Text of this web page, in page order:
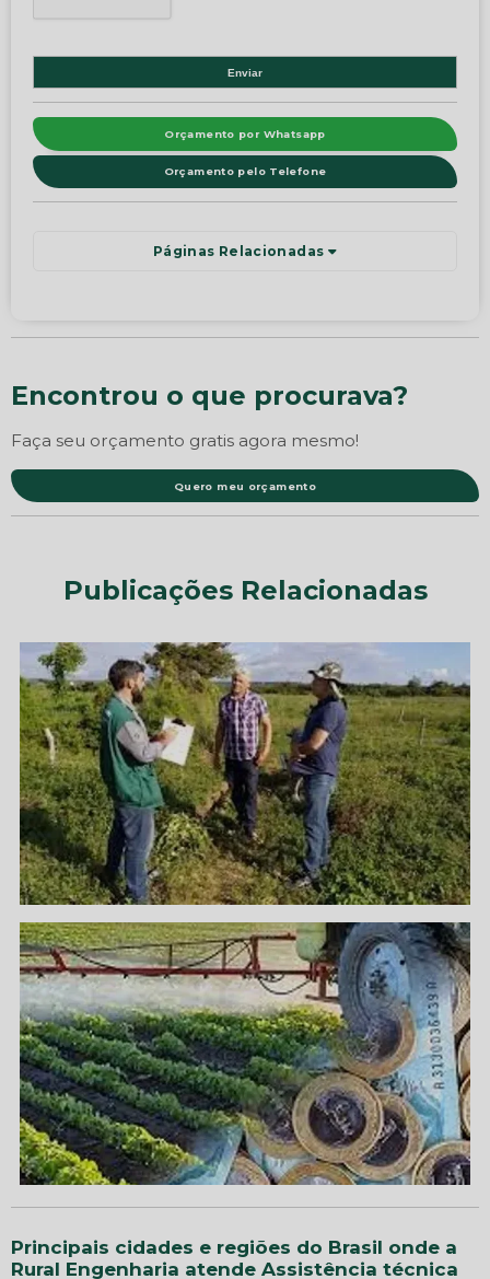
Orçamento por Whatsapp
Orçamento pelo Telefone
Páginas Relacionadas
Encontrou o que procurava?
Faça seu orçamento gratis agora mesmo!
Quero meu orçamento
Publicações Relacionadas
Principais cidades e regiões do Brasil onde a
Rural Engenharia atende Assistência técnica